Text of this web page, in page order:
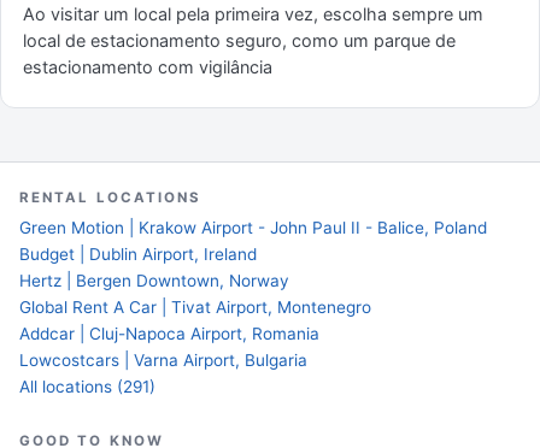
Ao visitar um local pela primeira vez, escolha sempre um
local de estacionamento seguro, como um parque de
estacionamento com vigilância
RENTAL LOCATIONS
Green Motion | Krakow Airport - John Paul II - Balice, Poland
Budget | Dublin Airport, Ireland
Hertz | Bergen Downtown, Norway
Global Rent A Car | Tivat Airport, Montenegro
Addcar | Cluj-Napoca Airport, Romania
Lowcostcars | Varna Airport, Bulgaria
All locations (291)
GOOD TO KNOW